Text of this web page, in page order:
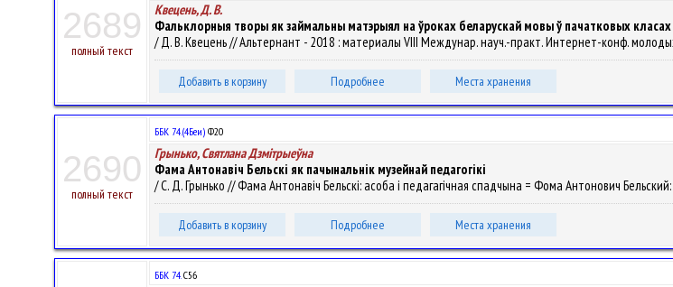
2689
полный текст
Квецень, Д. В.
Фальклорныя творы як займальны матэрыял на ўроках беларускай мовы ў пачатковых класах
/ Д. В. Квецень // Альтернант - 2018 : материалы VIII Междунар. науч.-практ. Интернет-конф.
Добавить в корзину Подробнее Места хранения
2690
полный текст
ББК 74.(4Беи) Ф20
Грынько, Святлана Дзмітрыеўна
Фама Антонавіч Бельскі як пачынальнік музейнай педагогікі
/ С. Д. Грынько // Фама Антонавіч Бельскі: асоба і педагагічная спадчына = Фома Антонович
Добавить в корзину Подробнее Места хранения
ББК 74.С56